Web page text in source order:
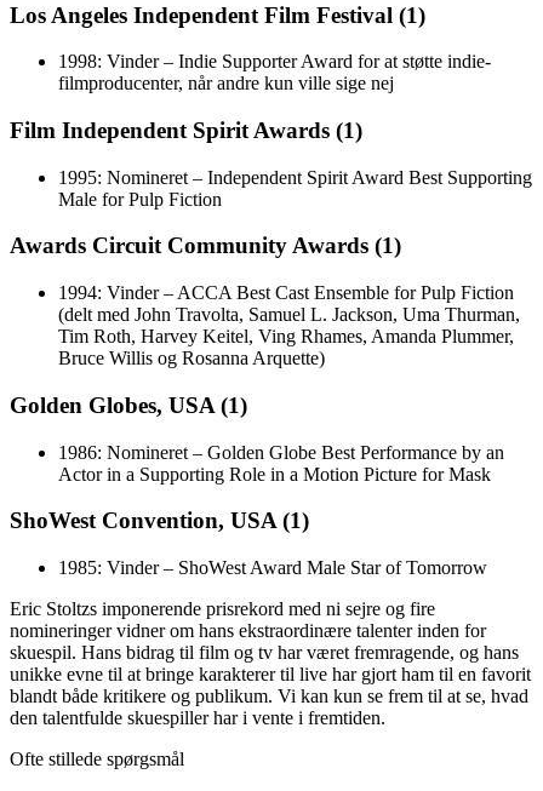
Los Angeles Independent Film Festival (1)
1998: Vinder – Indie Supporter Award for at støtte indie-
filmproducenter, når andre kun ville sige nej
Film Independent Spirit Awards (1)
1995: Nomineret – Independent Spirit Award Best Supporting
Male for Pulp Fiction
Awards Circuit Community Awards (1)
1994: Vinder – ACCA Best Cast Ensemble for Pulp Fiction
(delt med John Travolta, Samuel L. Jackson, Uma Thurman,
Tim Roth, Harvey Keitel, Ving Rhames, Amanda Plummer,
Bruce Willis og Rosanna Arquette)
Golden Globes, USA (1)
1986: Nomineret – Golden Globe Best Performance by an
Actor in a Supporting Role in a Motion Picture for Mask
ShoWest Convention, USA (1)
1985: Vinder – ShoWest Award Male Star of Tomorrow
Eric Stoltzs imponerende prisrekord med ni sejre og fire
nomineringer vidner om hans ekstraordinære talenter inden for
skuespil. Hans bidrag til film og tv har været fremragende, og hans
unikke evne til at bringe karakterer til live har gjort ham til en favorit
blandt både kritikere og publikum. Vi kan kun se frem til at se, hvad
den talentfulde skuespiller har i vente i fremtiden.
Ofte stillede spørgsmål